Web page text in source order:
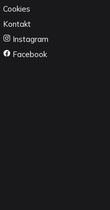
Cookies
Kontakt
Instagram
Facebook